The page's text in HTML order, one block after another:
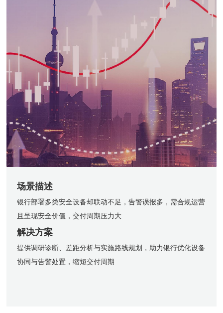
场景描述
银行部署多类安全设备却联动不足，告警误报多，需合规运营
且呈现安全价值，交付周期压力大
解决方案
提供调研诊断、差距分析与实施路线规划，助力银行优化设备
协同与告警处置，缩短交付周期